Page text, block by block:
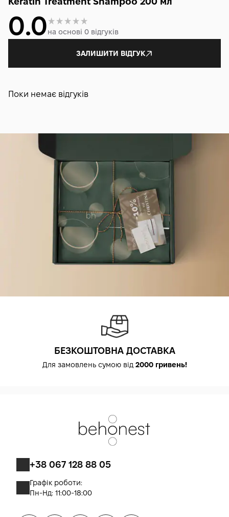
0.0на основі 0 відгуків
ЗАЛИШИТИ ВІДГУК
Поки немає відгуків
БЕЗКОШТОВНА ДОСТАВКА
Для замовлень сумою від 2000 гривень!
+38 067 128 88 05
Графік роботи:
Пн-Нд: 11:00-18:00